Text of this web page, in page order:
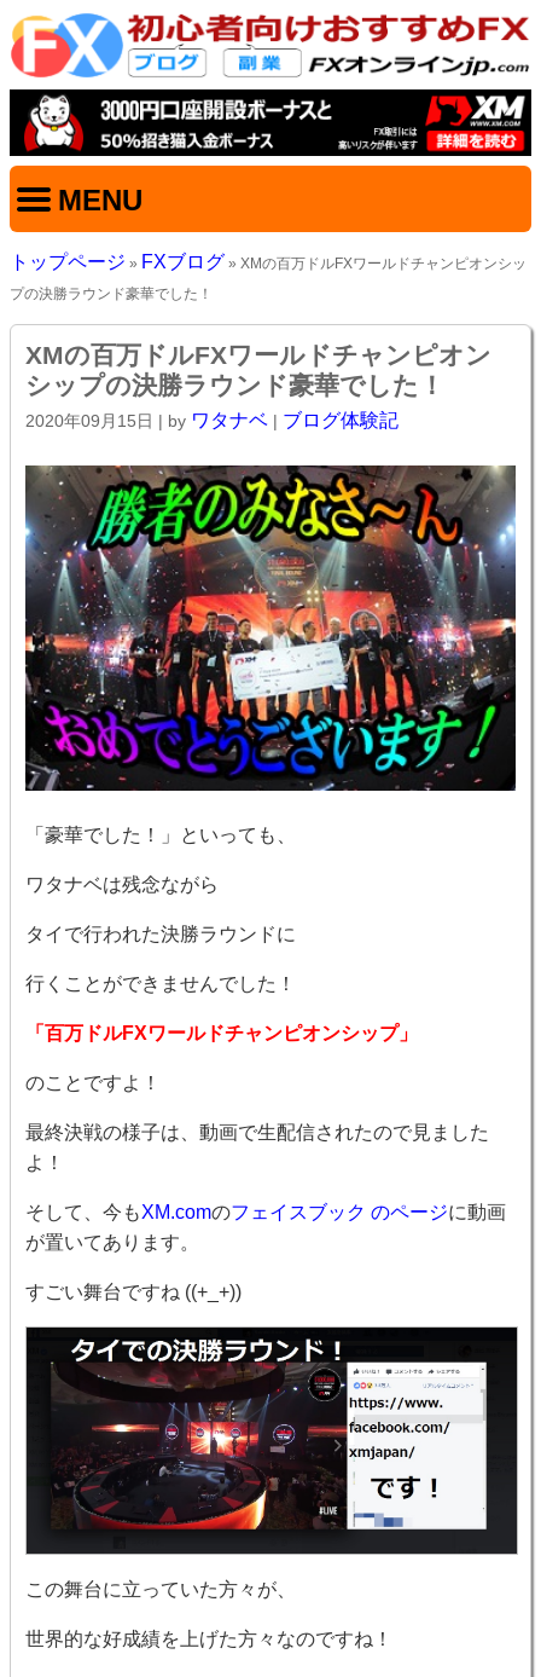
MENU
トップページ » FXブログ » XMの百万ドルFXワールドチャンピオンシッ
プの決勝ラウンド豪華でした！
XMの百万ドルFXワールドチャンピオン
シップの決勝ラウンド豪華でした！
2020年09月15日 | by ワタナベ | ブログ体験記
「豪華でした！」といっても、
ワタナベは残念ながら
タイで行われた決勝ラウンドに
行くことができませんでした！
「百万ドルFXワールドチャンピオンシップ」
のことですよ！
最終決戦の様子は、動画で生配信されたので見ました
よ！
そして、今もXM.comのフェイスブック のページに動画
が置いてあります。
すごい舞台ですね ((+_+))
この舞台に立っていた方々が、
世界的な好成績を上げた方々なのですね！